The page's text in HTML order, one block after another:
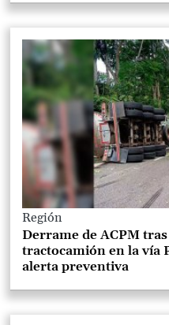
Región
Derrame de ACPM
tractocamión en la vía
alerta preventiva